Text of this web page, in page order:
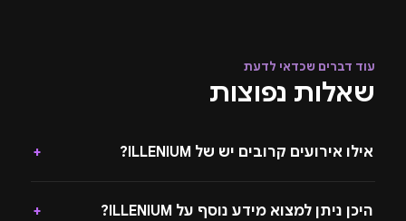
עוד דברים שכדאי לדעת
שאלות נפוצות
אילו אירועים קרובים יש של ILLENIUM? +
היכן ניתן למצוא מידע נוסף על ILLENIUM? +